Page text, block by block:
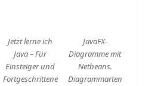
Jetzt lerne ich
Java – Für
Einsteiger und
Fortgeschrittene
JavaFX-
Diagramme mit
Netbeans.
Diagrammarten